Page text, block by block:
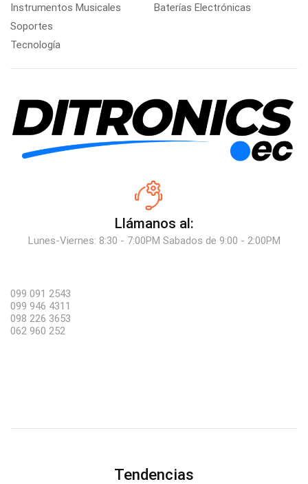
Instrumentos Musicales
Soportes
Tecnología
Baterías Electrónicas
Llámanos al:
Lunes-Viernes: 8:30 - 7:00PM Sabados de 9:00 - 2:00PM
099 091 2543
099 946 4311
098 226 3653
062 960 252
Tendencias